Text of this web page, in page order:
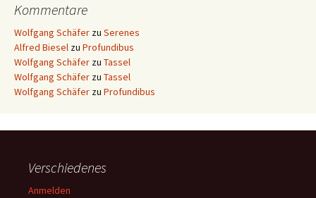
Kommentare
Wolfgang Schäfer zu Serenes
Alfred Biesel zu Profundibus
Wolfgang Schäfer zu Tassel
Wolfgang Schäfer zu Tassel
Wolfgang Schäfer zu Profundibus
Verschiedenes
Anmelden